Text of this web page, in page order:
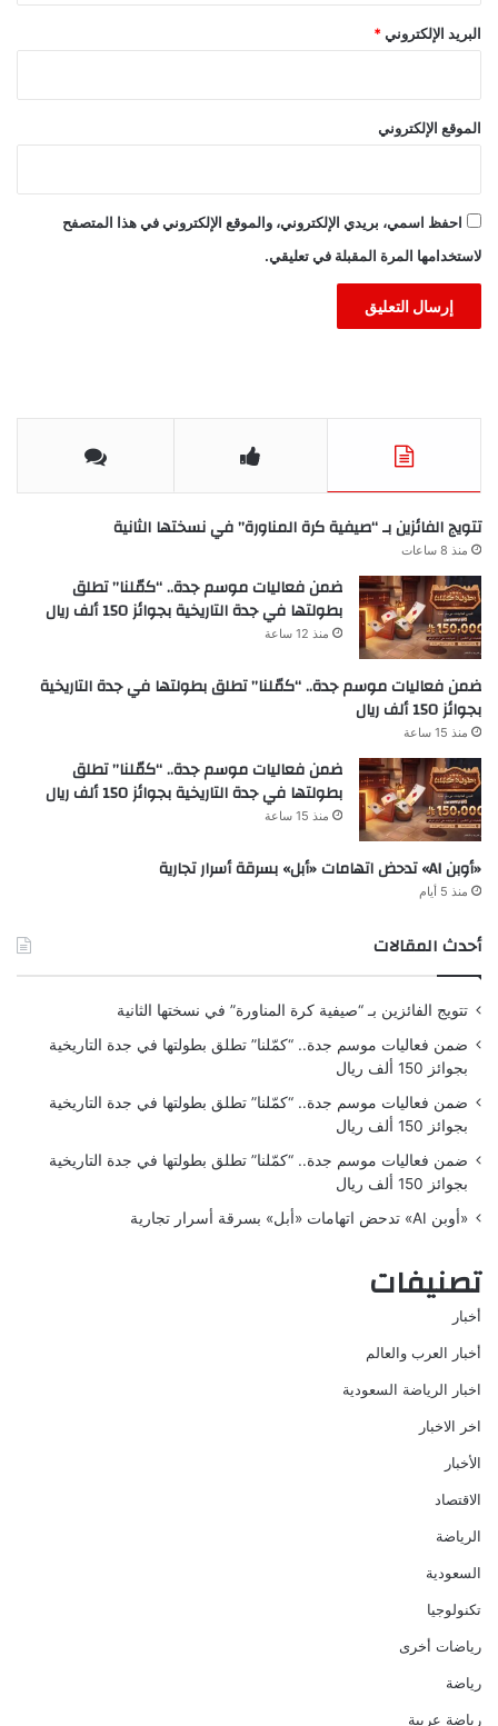
البريد الإلكتروني *
الموقع الإلكتروني
احفظ اسمي، بريدي الإلكتروني، والموقع الإلكتروني في هذا المتصفح
لاستخدامها المرة المقبلة في تعليقي.
تتويج الفائزين بـ “صيفية كرة المناورة” في نسختها الثانية
منذ 8 ساعات
ضمن فعاليات موسم جدة.. “كمّلنا” تطلق
بطولتها في جدة التاريخية بجوائز 150 ألف ريال
منذ 12 ساعة
ضمن فعاليات موسم جدة.. “كمّلنا” تطلق بطولتها في جدة التاريخية
بجوائز 150 ألف ريال
منذ 15 ساعة
ضمن فعاليات موسم جدة.. “كمّلنا” تطلق
بطولتها في جدة التاريخية بجوائز 150 ألف ريال
منذ 15 ساعة
«أوبن AI» تدحض اتهامات «أبل» بسرقة أسرار تجارية
منذ 5 أيام
أحدث المقالات
تتويج الفائزين بـ “صيفية كرة المناورة” في نسختها الثانية
ضمن فعاليات موسم جدة.. “كمّلنا” تطلق بطولتها في جدة التاريخية
بجوائز 150 ألف ريال
ضمن فعاليات موسم جدة.. “كمّلنا” تطلق بطولتها في جدة التاريخية
بجوائز 150 ألف ريال
ضمن فعاليات موسم جدة.. “كمّلنا” تطلق بطولتها في جدة التاريخية
بجوائز 150 ألف ريال
«أوبن AI» تدحض اتهامات «أبل» بسرقة أسرار تجارية
تصنيفات
أخبار
أخبار العرب والعالم
اخبار الرياضة السعودية
اخر الاخبار
الأخبار
الاقتصاد
الرياضة
السعودية
تكنولوجيا
رياضات أخرى
رياضة
رياضة عربية